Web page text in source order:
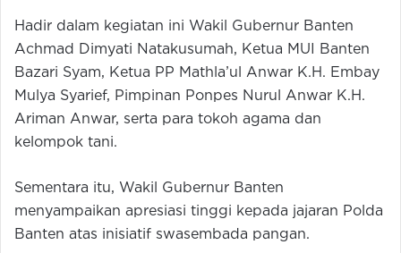
Hadir dalam kegiatan ini Wakil Gubernur Banten
Achmad Dimyati Natakusumah, Ketua MUI Banten
Bazari Syam, Ketua PP Mathla’ul Anwar K.H. Embay
Mulya Syarief, Pimpinan Ponpes Nurul Anwar K.H.
Ariman Anwar, serta para tokoh agama dan
kelompok tani.
Sementara itu, Wakil Gubernur Banten
menyampaikan apresiasi tinggi kepada jajaran Polda
Banten atas inisiatif swasembada pangan.